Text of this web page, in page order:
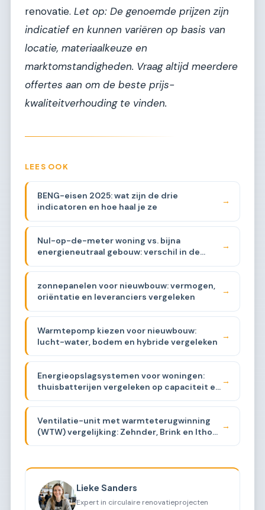
renovatie. Let op: De genoemde prijzen zijn
indicatief en kunnen variëren op basis van
locatie, materiaalkeuze en
marktomstandigheden. Vraag altijd meerdere
offertes aan om de beste prijs-
kwaliteitverhouding te vinden.
LEES OOK
BENG-eisen 2025: wat zijn de drie
indicatoren en hoe haal je ze
→
Nul-op-de-meter woning vs. bijna
energieneutraal gebouw: verschil in de
→
zonnepanelen voor nieuwbouw: vermogen,
oriëntatie en leveranciers vergeleken
→
Warmtepomp kiezen voor nieuwbouw:
lucht-water, bodem en hybride vergeleken
→
Energieopslagsystemen voor woningen:
thuisbatterijen vergeleken op capaciteit en
prijs
→
Ventilatie-unit met warmteterugwinning
(WTW) vergelijking: Zehnder, Brink en Itho
Daalderop
→
Lieke Sanders
Expert in circulaire renovatieprojecten